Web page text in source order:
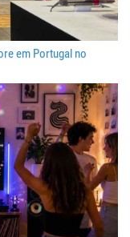
em Portugal no